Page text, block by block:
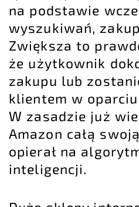
na podstawie
wyszukiwań,
Zwiększa to
że użytkownik
zakupu lub
klientem w
W zasadzie już
Amazon całą
opierał na
inteligencji.